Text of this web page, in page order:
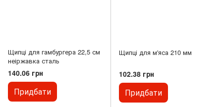
Щипці для гамбургера 22,5 см
неіржавка сталь
140.06 грн
Придбати
Щипці для м'яса 210 мм
102.38 грн
Придбати